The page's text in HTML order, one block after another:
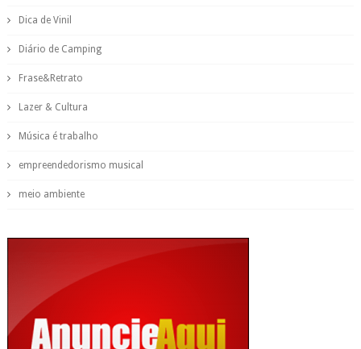
Dica de Vinil
Diário de Camping
Frase&Retrato
Lazer & Cultura
Música é trabalho
empreendedorismo musical
meio ambiente